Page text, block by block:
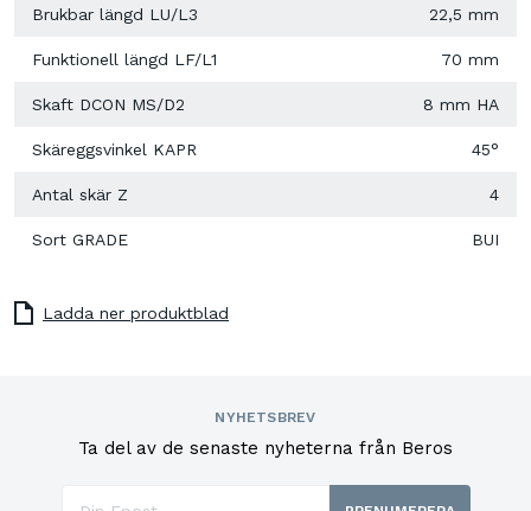
Brukbar längd LU/L3 22,5 mm
Funktionell längd LF/L1 70 mm
Skaft DCON MS/D2 8 mm HA
Skäreggsvinkel KAPR 45°
Antal skär Z 4
Sort GRADE BUI
Ladda ner produktblad
NYHETSBREV
Ta del av de senaste nyheterna från Beros